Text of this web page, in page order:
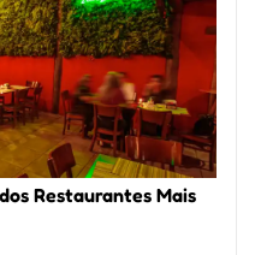
Restaurantes Mais